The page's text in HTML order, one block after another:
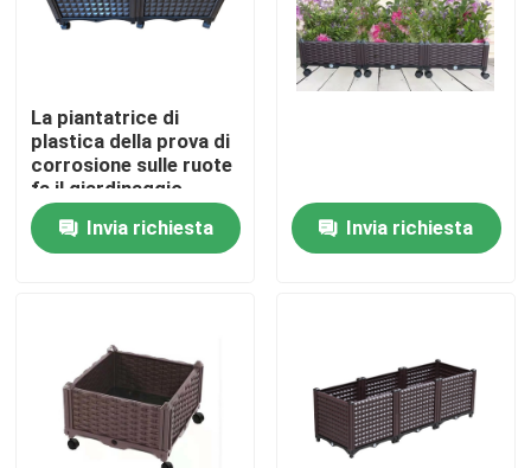
Casa
Prodotti
Chi siamo
Controllo di qualità
La piantatrice di
plastica della prova di
corrosione sulle ruote
fa il giardinaggio
piantando la
flessibilità delle
scatole
Invia richiesta Invia richiesta